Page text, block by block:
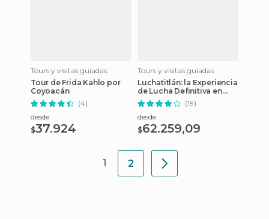
Tours y visitas guiadas
Tour de Frida Kahlo por
Coyoacán
(4)
desde
$37.924
Tours y visitas guiadas
Luchatitlán: la Experiencia
de Lucha Definitiva en
Cancún
(19)
desde
$62.259,09
1 2